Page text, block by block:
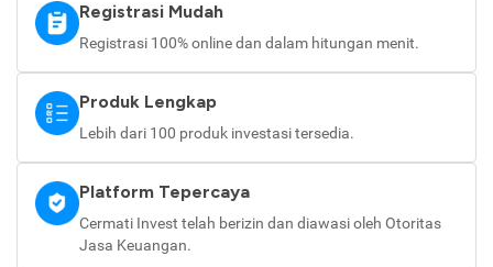
Registrasi Mudah
Registrasi 100% online dan dalam hitungan menit.
Produk Lengkap
Lebih dari 100 produk investasi tersedia.
Platform Tepercaya
Cermati Invest telah berizin dan diawasi oleh Otoritas
Jasa Keuangan.